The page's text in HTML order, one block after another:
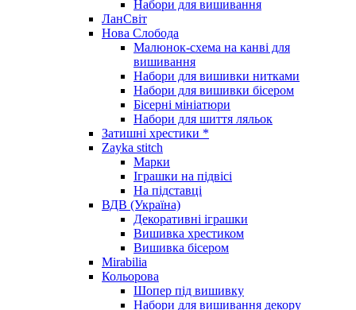
Набори для вишивання
ЛанСвіт
Нова Слобода
Малюнок-схема на канві для
вишивання
Набори для вишивки нитками
Набори для вишивки бісером
Бісерні мініатюри
Набори для шиття ляльок
Затишні хрестики *
Zayka stitch
Марки
Іграшки на підвісі
На підставці
ВДВ (Україна)
Декоративні іграшки
Вишивка хрестиком
Вишивка бісером
Mirabilia
Кольорова
Шопер під вишивку
Набори для вишивання декору